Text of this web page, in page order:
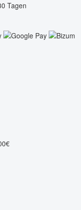
Tagen